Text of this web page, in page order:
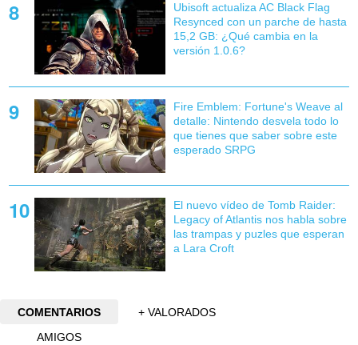
Ubisoft actualiza AC Black Flag
Resynced con un parche de hasta
15,2 GB: ¿Qué cambia en la
versión 1.0.6?
Fire Emblem: Fortune's Weave al
detalle: Nintendo desvela todo lo
que tienes que saber sobre este
esperado SRPG
El nuevo vídeo de Tomb Raider:
Legacy of Atlantis nos habla sobre
las trampas y puzles que esperan
a Lara Croft
COMENTARIOS
+ VALORADOS
AMIGOS